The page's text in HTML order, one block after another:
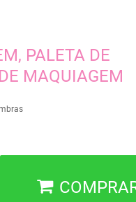
PALETA DE
MAQUIAGEM